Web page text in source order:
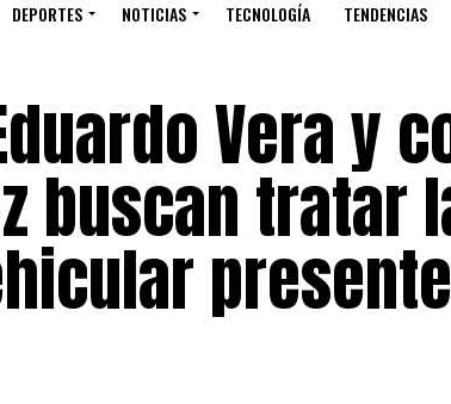
DEPORTES NOTICIAS TECNOLOGÍA TENDENCIAS
Vera y
buscan tratar